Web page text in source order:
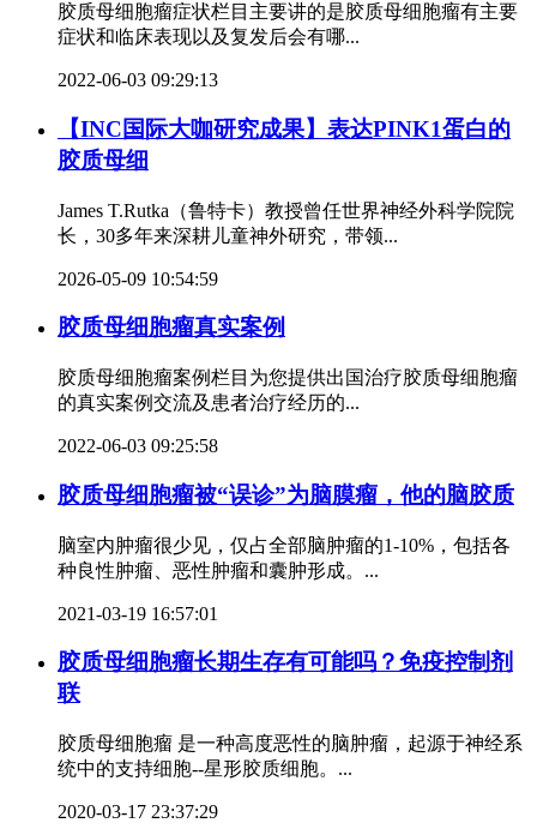
胶质母细胞瘤症状栏目主要讲的是胶质母细胞瘤有主要
症状和临床表现以及复发后会有哪...
2022-06-03 09:29:13
【INC国际大咖研究成果】表达PINK1蛋白的
胶质母细
James T.Rutka（鲁特卡）教授曾任世界神经外科学院院
长，30多年来深耕儿童神外研究，带领...
2026-05-09 10:54:59
胶质母细胞瘤真实案例
胶质母细胞瘤案例栏目为您提供出国治疗胶质母细胞瘤
的真实案例交流及患者治疗经历的...
2022-06-03 09:25:58
胶质母细胞瘤被“误诊”为脑膜瘤，他的脑胶质
脑室内肿瘤很少见，仅占全部脑肿瘤的1-10%，包括各
种良性肿瘤、恶性肿瘤和囊肿形成。...
2021-03-19 16:57:01
胶质母细胞瘤长期生存有可能吗？免疫控制剂
联
胶质母细胞瘤 是一种高度恶性的脑肿瘤，起源于神经系
统中的支持细胞--星形胶质细胞。...
2020-03-17 23:37:29